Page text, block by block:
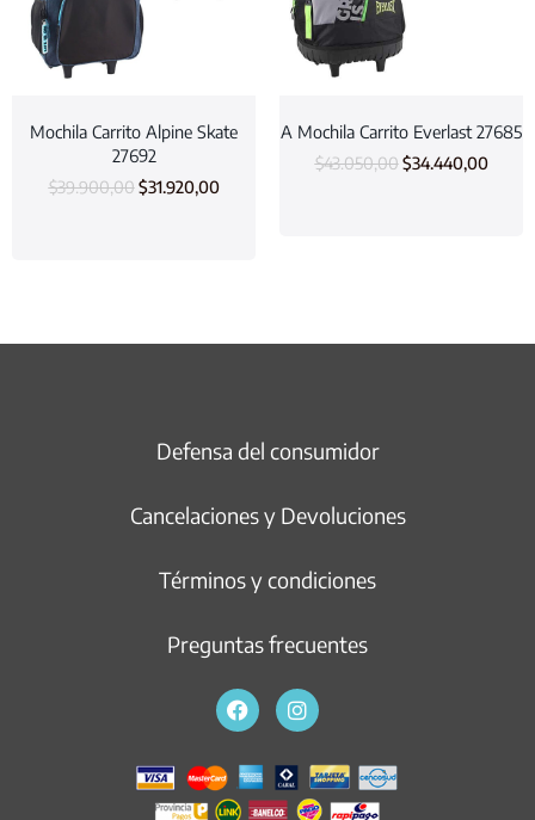
Mochila Carrito Alpine Skate
27692
$39.900,00 $31.920,00
A Mochila Carrito Everlast 27685
$43.050,00 $34.440,00
Defensa del consumidor
Cancelaciones y Devoluciones
Términos y condiciones
Preguntas frecuentes